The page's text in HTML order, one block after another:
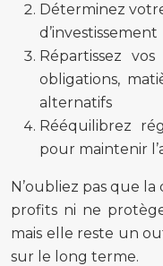
Déterminez
d’investissement
Répartissez
obligations,
alternatifs
Rééquilibrez
pour maintenir
N’oubliez pas que
profits ni ne
mais elle reste un
sur le long terme.